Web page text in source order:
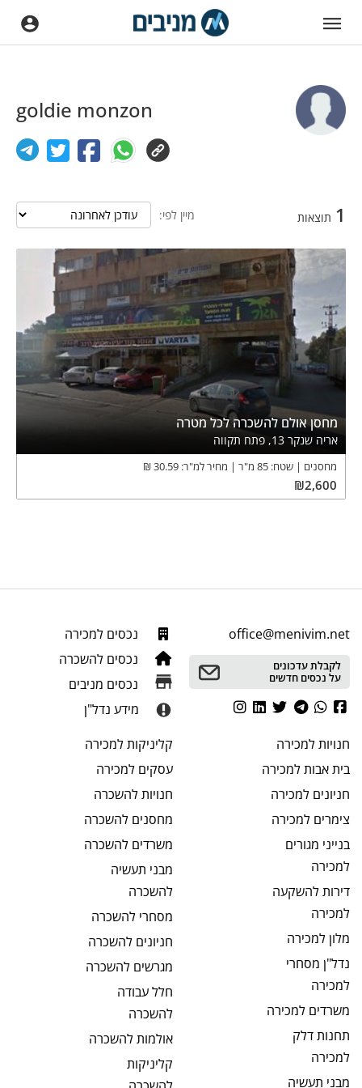
goldie monzon
1 תוצאות מיין לפי:
מחסן אולם להשכרה לכל מטרה
אריה שנקר 13, פתח תקווה
מחסנים שטח: 85 מ"ר מחיר למ"ר: 30.59
₪
₪2,600
office@menivim.net
לקבלת עדכונים
על נכסים חדשים
נכסים למכירה
נכסים להשכרה
נכסים מניבים
מידע נדל"ן
חנויותלמכירה
בית אבותלמכירה
חניונים למכירה
צימרים למכירה
בנייני מגורים
למכירה
דירות להשקעה
למכירה
מלון למכירה
נדל"ן מסחרי
למכירה
משרדים למכירה
תחנות דלק
למכירה
מבני תעשיה
קליניקותלמכירה
עסקים למכירה
חנויותלהשכרה
מחסנים להשכרה
משרדים להשכרה
מבני תעשיה
להשכרה
מסחרי להשכרה
חניונים להשכרה
מגרשים להשכרה
חלל עבודה
להשכרה
אולמותלהשכרה
קליניקות